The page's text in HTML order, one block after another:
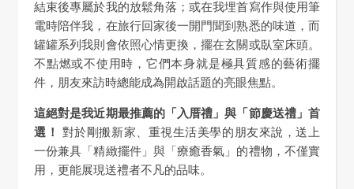
結束後專屬於我的放鬆角落；或在我埋首寫作與使用筆
電時陪伴我，在旅行回家後一開門聞到熟悉的味道，而
罐罐系列我則會依照心情更換，擺在玄關或臥室床頭。
不點燃或不使用時，它們本身就是極具質感的藝術擺
件，朋友來訪時總能成為開啟話題的亮眼焦點。
這絕對是我近期最推薦的「入厝禮」與「節慶送禮」首
選！ 對於剛搬新家、重視生活美學的朋友來說，送上
一份兼具「精緻擺件」與「療癒香氣」的禮物，不僅實
用，更能展現送禮者不凡的品味。